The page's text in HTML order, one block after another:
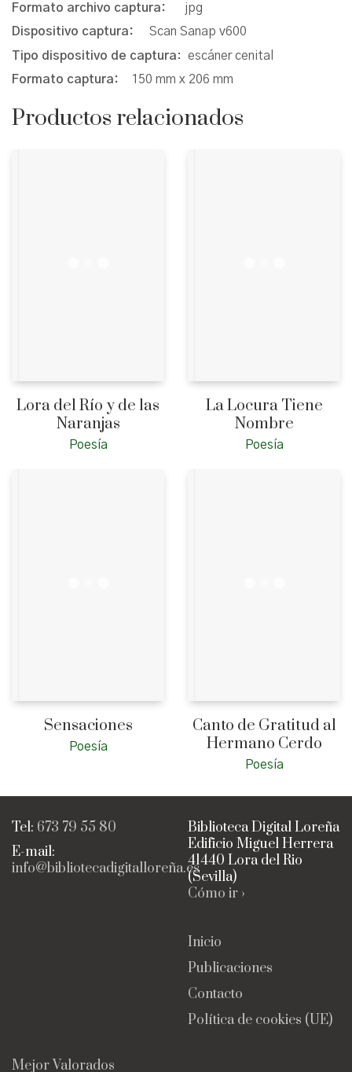
Formato archivo captura: jpg
Dispositivo captura: Scan Sanap v600
Tipo dispositivo de captura: escáner cenital
Formato captura:
150 mm x 206 mm
Productos relacionados
Lora del Río y de las
Naranjas
Poesía
La Locura Tiene
Nombre
Poesía
Sensaciones
Poesía
Canto de Gratitud al
Hermano Cerdo
Poesía
Tel: 673 79 55 80
E-mail:
info@bibliotecadigitalloreña.es
Biblioteca Digital Loreña
Edificio Miguel Herrera
41440 Lora del Rio
(Sevilla)
Cómo ir ›
Inicio
Publicaciones
Contacto
Política de cookies (UE)
Mejor Valorados